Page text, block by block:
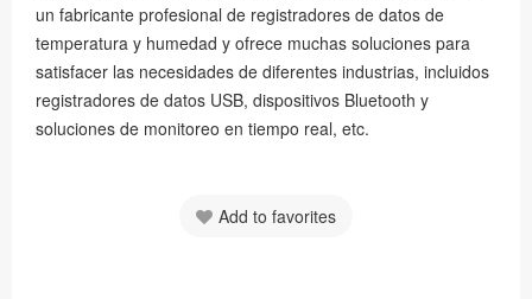
un fabricante profesional de registradores de datos de
temperatura y humedad y ofrece muchas soluciones para
satisfacer las necesidades de diferentes industrias, incluidos
registradores de datos USB, dispositivos Bluetooth y
soluciones de monitoreo en tiempo real, etc.
Add to favorites